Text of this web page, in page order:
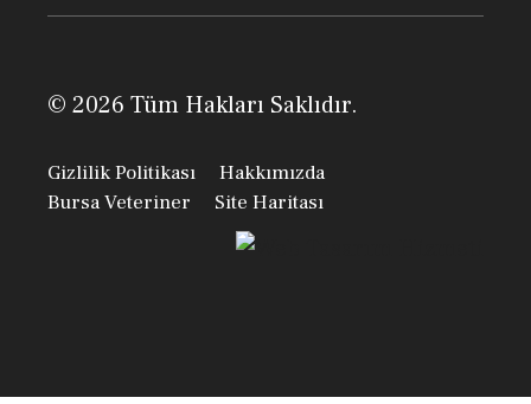
© 2026 Tüm Hakları Saklıdır.
Gizlilik Politikası
Hakkımızda
Bursa Veteriner
Site Haritası